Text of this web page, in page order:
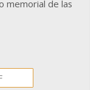
memorial de las